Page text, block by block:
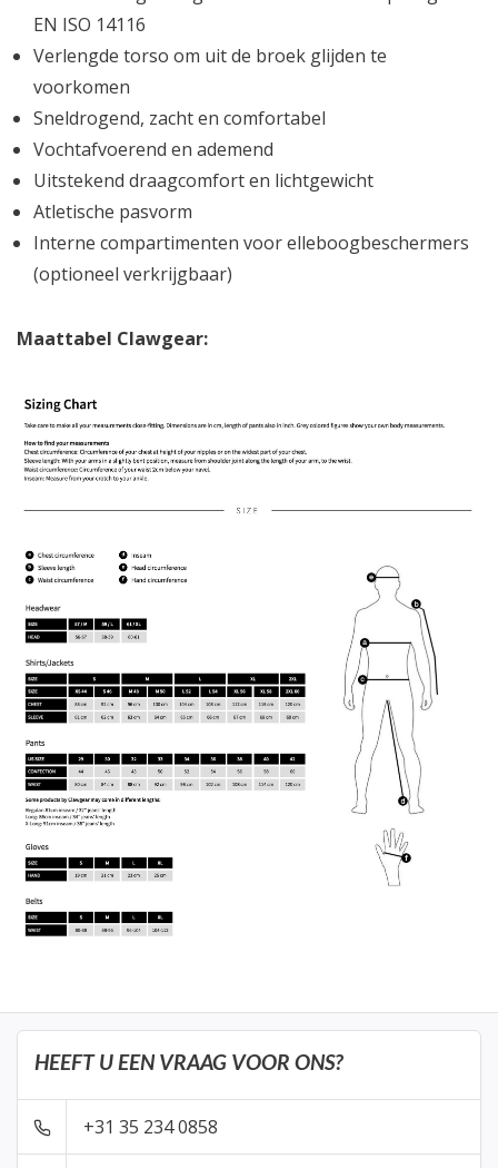
EN ISO 14116
Verlengde torso om uit de broek glijden te
voorkomen
Sneldrogend, zacht en comfortabel
Vochtafvoerend en ademend
Uitstekend draagcomfort en lichtgewicht
Atletische pasvorm
Interne compartimenten voor elleboogbeschermers
(optioneel verkrijgbaar)
Maattabel Clawgear:
HEEFT U EEN VRAAG VOOR ONS?
+31 35 234 0858